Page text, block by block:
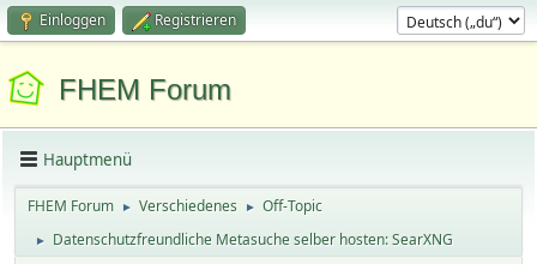
Einloggen Registrieren
FHEM Forum
Hauptmenü
FHEM Forum ► Verschiedenes ► Off-Topic
► Datenschutzfreundliche Metasuche selber hosten: SearXNG